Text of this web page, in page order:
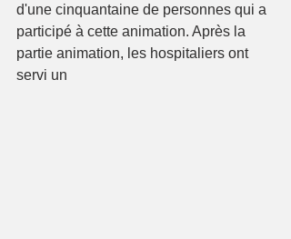
d'une cinquantaine de personnes qui a
participé à cette animation. Après la
partie animation, les hospitaliers ont
servi un